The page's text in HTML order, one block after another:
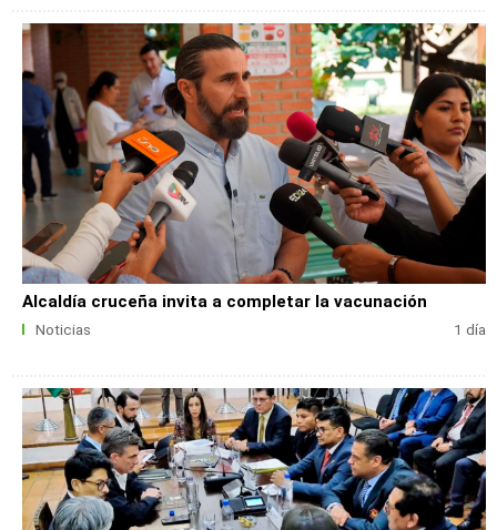
Alcaldía cruceña invita a completar la vacunación
Noticias 1 día